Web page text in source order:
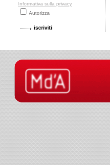
Informativa sulla privacy
Autorizza